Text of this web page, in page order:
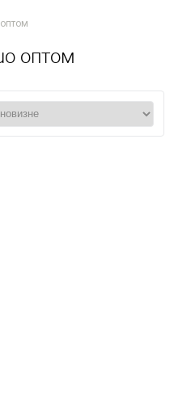
оптом